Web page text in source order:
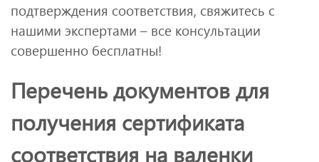
подтверждения соответствия, свяжитесь с
нашими экспертами – все консультации
совершенно бесплатны!
Перечень документов для
получения сертификата
соответствия на валенки